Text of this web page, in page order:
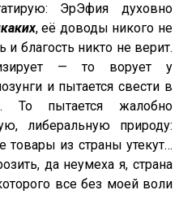
ЭрЭфия духовно
, её доводы никого не
благость никто не верит.
— то ворует у
и пытается свести в
То пытается жалобно
либеральную природу:
товары из страны утекут…
да неумеха я, страна
все без моей воли